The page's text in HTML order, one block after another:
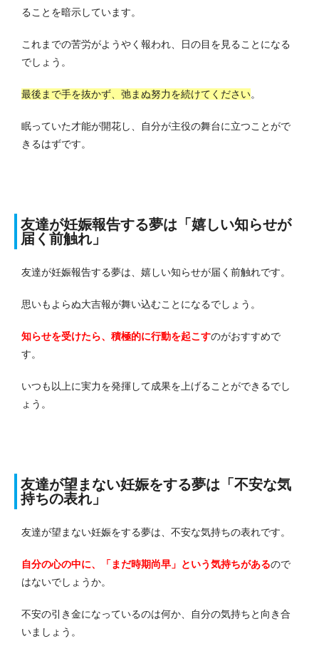
ることを暗示しています。
これまでの苦労がようやく報われ、日の目を見ることになる
でしょう。
最後まで手を抜かず、弛まぬ努力を続けてください。
眠っていた才能が開花し、自分が主役の舞台に立つことがで
きるはずです。
友達が妊娠報告する夢は「嬉しい知らせが
届く前触れ」
友達が妊娠報告する夢は、嬉しい知らせが届く前触れです。
思いもよらぬ大吉報が舞い込むことになるでしょう。
知らせを受けたら、積極的に行動を起こすのがおすすめで
す。
いつも以上に実力を発揮して成果を上げることができるでし
ょう。
友達が望まない妊娠をする夢は「不安な気
持ちの表れ」
友達が望まない妊娠をする夢は、不安な気持ちの表れです。
自分の心の中に、「まだ時期尚早」という気持ちがあるので
はないでしょうか。
不安の引き金になっているのは何か、自分の気持ちと向き合
いましょう。